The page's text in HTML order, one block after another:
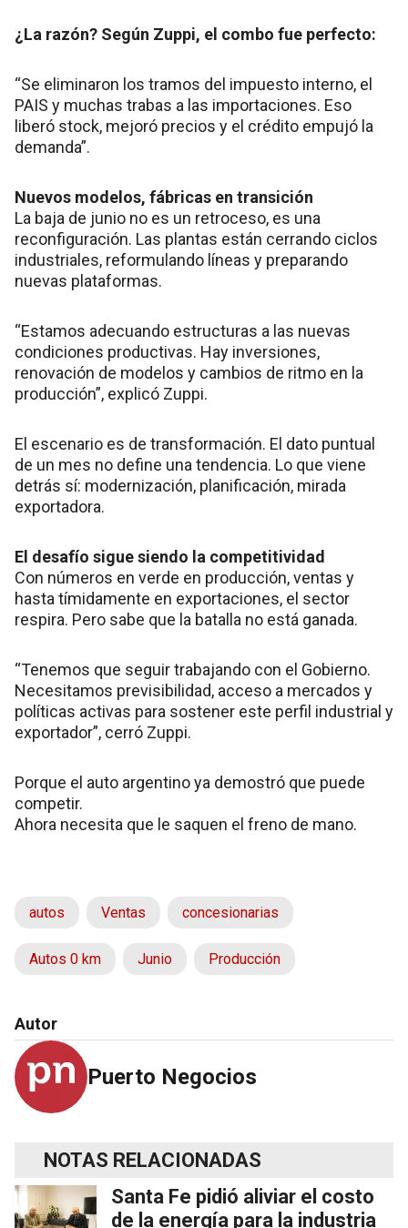
¿La razón? Según Zuppi, el combo fue perfecto:
“Se eliminaron los tramos del impuesto interno, el
PAIS y muchas trabas a las importaciones. Eso
liberó stock, mejoró precios y el crédito empujó la
demanda”.
Nuevos modelos, fábricas en transición
La baja de junio no es un retroceso, es una
reconfiguración. Las plantas están cerrando ciclos
industriales, reformulando líneas y preparando
nuevas plataformas.
“Estamos adecuando estructuras a las nuevas
condiciones productivas. Hay inversiones,
renovación de modelos y cambios de ritmo en la
producción”, explicó Zuppi.
El escenario es de transformación. El dato puntual
de un mes no define una tendencia. Lo que viene
detrás sí: modernización, planificación, mirada
exportadora.
El desafío sigue siendo la competitividad
Con números en verde en producción, ventas y
hasta tímidamente en exportaciones, el sector
respira. Pero sabe que la batalla no está ganada.
“Tenemos que seguir trabajando con el Gobierno.
Necesitamos previsibilidad, acceso a mercados y
políticas activas para sostener este perfil industrial y
exportador”, cerró Zuppi.
Porque el auto argentino ya demostró que puede
competir.
Ahora necesita que le saquen el freno de mano.
autos Ventas concesionarias
Autos 0 km Junio Producción
Autor
Puerto Negocios
NOTAS RELACIONADAS
Santa Fe pidió aliviar el costo
de la energía para la industria